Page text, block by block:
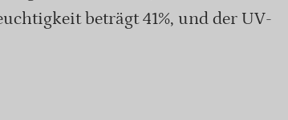
beträgt 41%, und der UV-